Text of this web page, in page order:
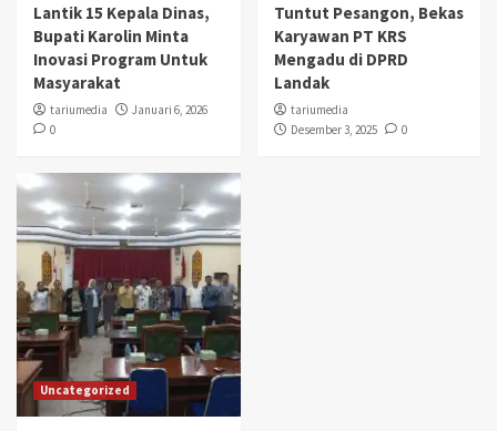
Lantik 15 Kepala Dinas,
Bupati Karolin Minta
Inovasi Program Untuk
Masyarakat
tariumedia
Januari 6, 2026
0
Tuntut Pesangon, Bekas
Karyawan PT KRS
Mengadu di DPRD
Landak
tariumedia
Desember 3, 2025
0
Uncategorized